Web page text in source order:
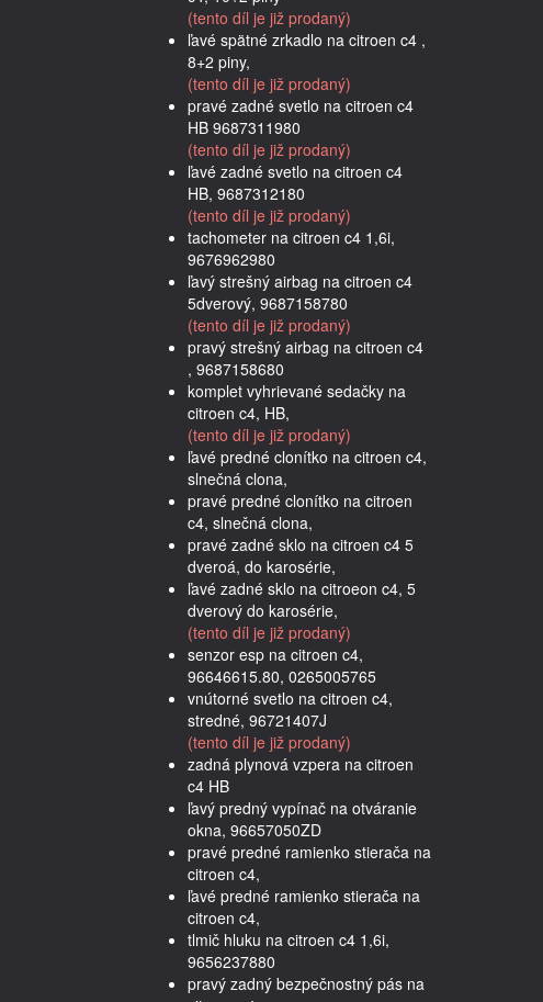
(tento díl je již prodaný)
ľavé spätné zrkadlo na citroen c4 ,
8+2 piny,
(tento díl je již prodaný)
pravé zadné svetlo na citroen c4
HB 9687311980
(tento díl je již prodaný)
ľavé zadné svetlo na citroen c4
HB, 9687312180
(tento díl je již prodaný)
tachometer na citroen c4 1,6i,
9676962980
ľavý strešný airbag na citroen c4
5dverový, 9687158780
(tento díl je již prodaný)
pravý strešný airbag na citroen c4
, 9687158680
komplet vyhrievané sedačky na
citroen c4, HB,
(tento díl je již prodaný)
ľavé predné clonítko na citroen c4,
slnečná clona,
pravé predné clonítko na citroen
c4, slnečná clona,
pravé zadné sklo na citroen c4 5
dveroá, do karosérie,
ľavé zadné sklo na citroeon c4, 5
dverový do karosérie,
(tento díl je již prodaný)
senzor esp na citroen c4,
96646615.80, 0265005765
vnútorné svetlo na citroen c4,
stredné, 96721407J
(tento díl je již prodaný)
zadná plynová vzpera na citroen
c4 HB
ľavý predný vypínač na otváranie
okna, 96657050ZD
pravé predné ramienko stierača na
citroen c4,
ľavé predné ramienko stierača na
citroen c4,
tlmič hluku na citroen c4 1,6i,
9656237880
pravý zadný bezpečnostný pás na